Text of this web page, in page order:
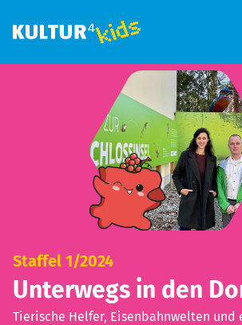
Staffel 1/2024
Unterwegs in den
Tierische Helfer, Eisenbahnwelten und